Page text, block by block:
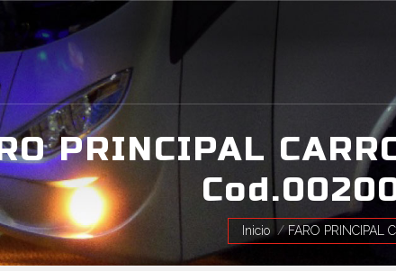
PRINCIPAL
Estás aquí:
Inicio FARO PRINCIPAL